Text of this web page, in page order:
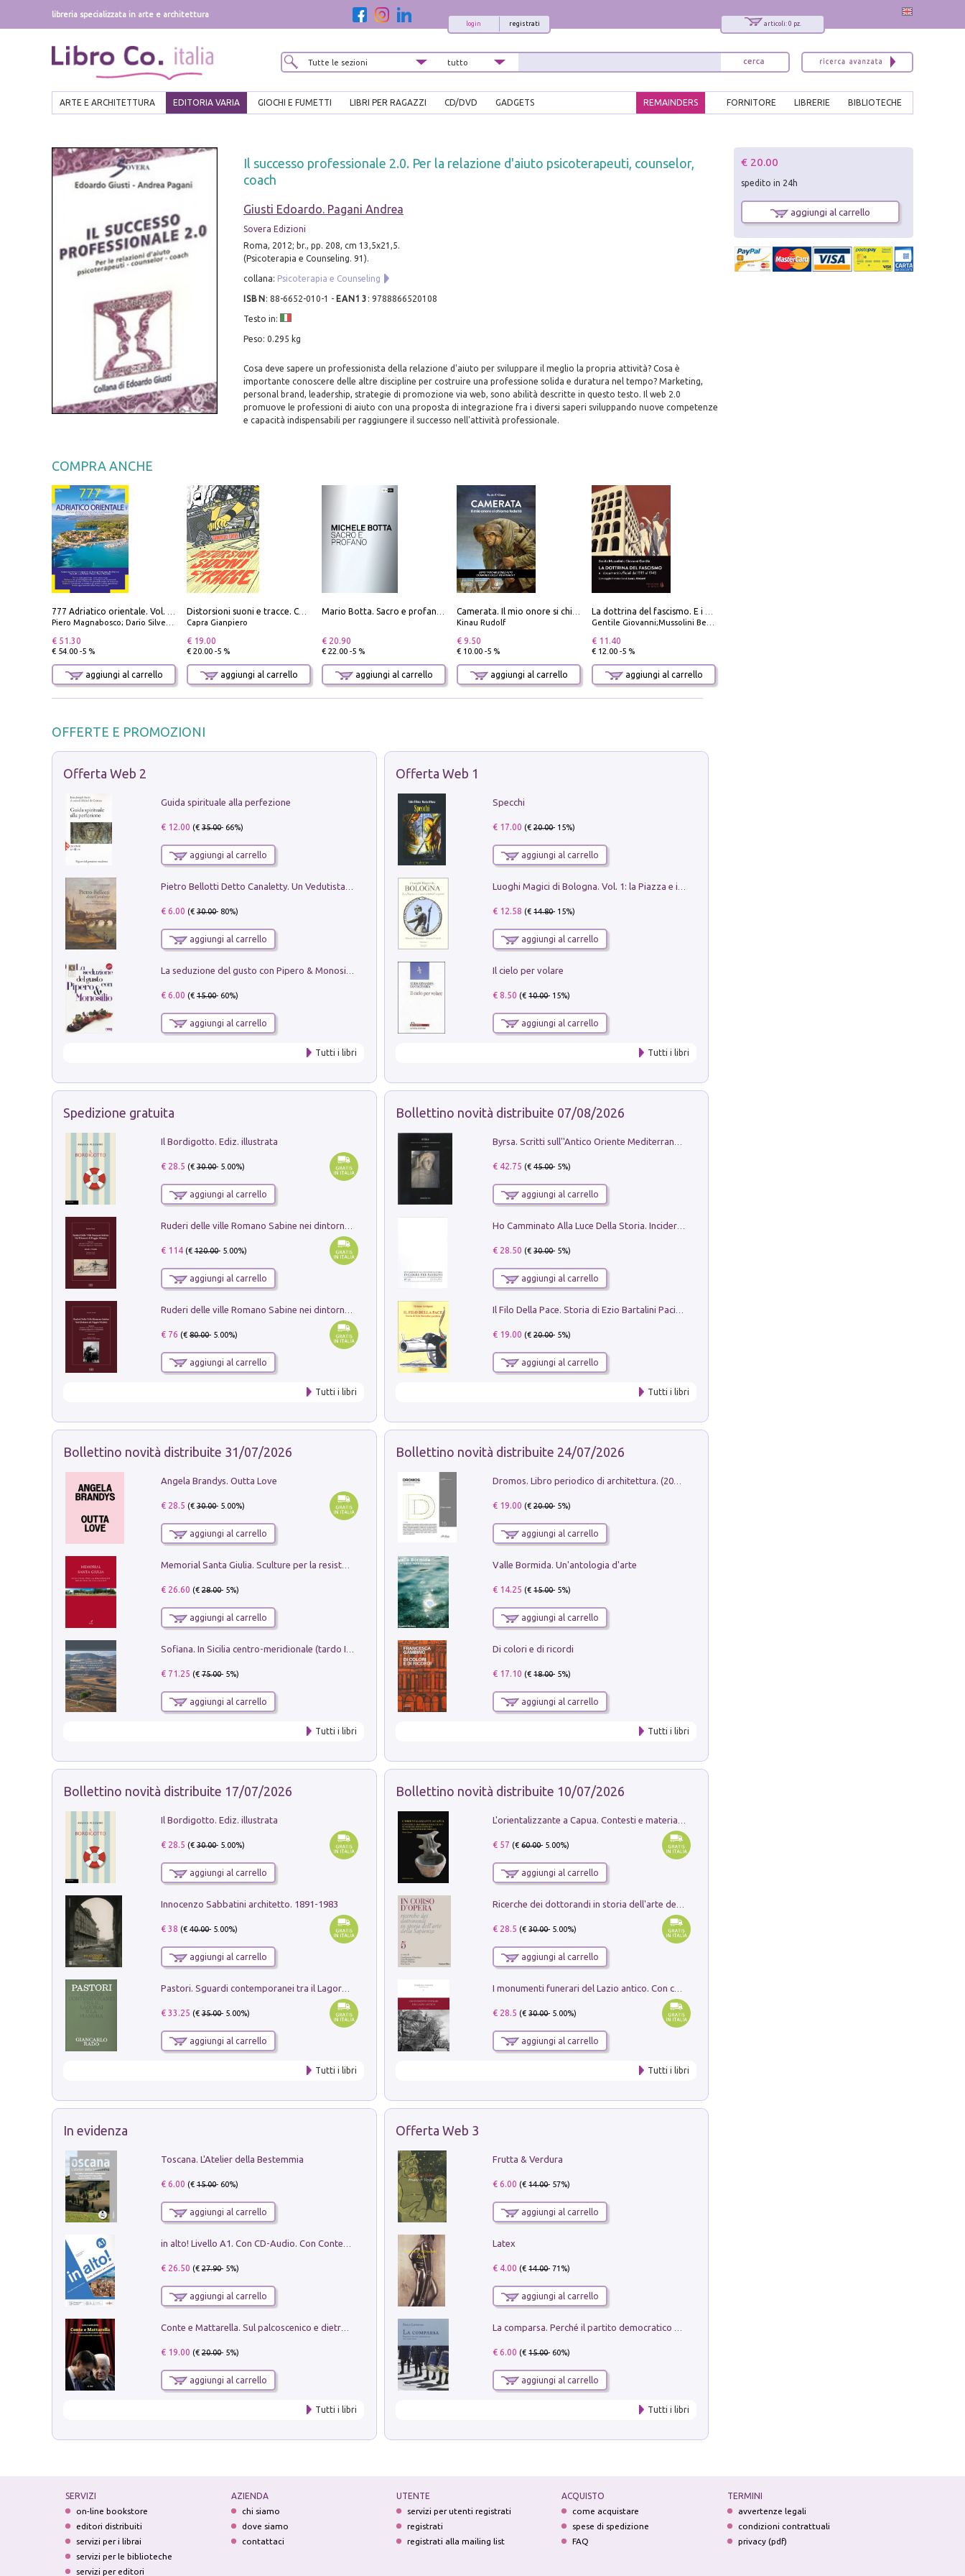
libreria specializzata in arte e architettura
articoli: 0 pz.
registrati
login
ARTE E ARCHITETTURA EDITORIA VARIA GIOCHI E FUMETTI LIBRI PER RAGAZZI CD/DVD GADGETS BIBLIOTECHE
LIBRERIE
FORNITORE
REMAINDERS
Il successo professionale 2.0. Per la relazione d'aiuto psicoterapeuti, counselor,
coach
Giusti Edoardo. Pagani Andrea
Sovera Edizioni
Roma, 2012; br., pp. 208, cm 13,5x21,5.
(Psicoterapia e Counseling. 91).
collana: Psicoterapia e Counseling
ISBN : 88-6652-010-1 - EAN13 : 9788866520108
Testo in:
Peso: 0.295 kg
Cosa deve sapere un professionista della relazione d'aiuto per sviluppare il meglio la propria attività? Cosa è
importante conoscere delle altre discipline per costruire una professione solida e duratura nel tempo? Marketing,
personal brand, leadership, strategie di promozione via web, sono abilità descritte in questo testo. Il web 2.0
promuove le professioni di aiuto con una proposta di integrazione fra i diversi saperi sviluppando nuove competenze
e capacità indispensabili per raggiungere il successo nell'attività professionale.
COMPRA ANCHE
Piero Magnabosco; Dario Silvestro; Marco Sbrizzi
€ 51.30
€ 54.00 -5 %
aggiungi al carrello
Capra Gianpiero
€ 19.00
€ 20.00 -5 %
aggiungi al carrello
€ 20.90
€ 22.00 -5 %
aggiungi al carrello
Kinau Rudolf
€ 9.50
€ 10.00 -5 %
aggiungi al carrello
Gentile Giovanni;Mussolini Benito
€ 11.40
€ 12.00 -5 %
aggiungi al carrello
OFFERTE E PROMOZIONI
Offerta Web 2
Guida spirituale alla perfezione
€ 12.00 (€35.00- 66%)
aggiungi al carrello
€ 6.00 (€30.00- 80%)
aggiungi al carrello
€ 6.00 (€15.00- 60%)
aggiungi al carrello
Tutti i libri
Offerta Web 1
Specchi
€ 17.00 (€20.00- 15%)
aggiungi al carrello
€ 12.58 (€14.80- 15%)
aggiungi al carrello
Il cielo per volare
€ 8.50 (€10.00- 15%)
aggiungi al carrello
Tutti i libri
Spedizione gratuita
Il Bordigotto. Ediz. illustrata
€ 28.5 (€30.00- 5.00%)
aggiungi al carrello
€ 114(€120.00- 5.00%)
aggiungi al carrello
€ 76 (€80.00- 5.00%)
aggiungi al carrello
Tutti i libri
Bollettino novità distribuite 07/08/2026
€ 42.75 (€45.00- 5%)
aggiungi al carrello
€ 28.50 (€30.00- 5%)
aggiungi al carrello
€ 19.00 (€20.00- 5%)
aggiungi al carrello
Tutti i libri
Bollettino novità distribuite 31/07/2026
Angela Brandys. Outta Love
€ 28.5 (€30.00- 5.00%)
aggiungi al carrello
Memorial Santa Giulia. Sculture per la resistenza Monchio di Palagano
€ 26.60 (€28.00- 5%)
aggiungi al carrello
€ 71.25 (€75.00- 5%)
aggiungi al carrello
Tutti i libri
Bollettino novità distribuite 24/07/2026
€ 19.00 (€20.00- 5%)
aggiungi al carrello
Valle Bormida. Un'antologia d'arte
€ 14.25 (€15.00- 5%)
aggiungi al carrello
Di colori e di ricordi
€ 17.10 (€18.00- 5%)
aggiungi al carrello
Tutti i libri
Bollettino novità distribuite 17/07/2026
Il Bordigotto. Ediz. illustrata
€ 28.5 (€30.00- 5.00%)
aggiungi al carrello
Innocenzo Sabbatini architetto. 1891-1983
€ 38 (€40.00- 5.00%)
aggiungi al carrello
Pastori. Sguardi contemporanei tra il Lagorai e la pianura. Ediz. illustrata
€ 33.25 (€35.00- 5.00%)
aggiungi al carrello
Tutti i libri
Bollettino novità distribuite 10/07/2026
€ 57 (€60.00- 5.00%)
aggiungi al carrello
€ 28.5 (€30.00- 5.00%)
aggiungi al carrello
€ 28.5 (€30.00- 5.00%)
aggiungi al carrello
Tutti i libri
In evidenza
Toscana. L'Atelier della Bestemmia
€ 6.00 (€15.00- 60%)
aggiungi al carrello
€ 26.50 (€27.90- 5%)
aggiungi al carrello
Conte e Mattarella. Sul palcoscenico e dietro le quinte del Quirinale. Un racconto sulle istituzioni
€ 19.00 (€20.00- 5%)
aggiungi al carrello
Tutti i libri
Offerta Web 3
Frutta & Verdura
€ 6.00 (€14.00- 57%)
aggiungi al carrello
Latex
€ 4.00 (€14.00- 71%)
aggiungi al carrello
€ 6.00 (€15.00- 60%)
aggiungi al carrello
Tutti i libri
€ 20.00
spedito in 24h
aggiungi al carrello
SERVIZI
on-line bookstore
editori distribuiti
servizi per i librai
servizi per le biblioteche
servizi per editori
AZIENDA
chi siamo
dove siamo
contattaci
UTENTE
servizi per utenti registrati
registrati
registrati alla mailing list
ACQUISTO
come acquistare
spese di spedizione
FAQ
TERMINI
avvertenze legali
condizioni contrattuali
privacy (pdf)
x
Interessato ai nostri libri?
Sarai informato delle nostre novità, potrai
comunque cancellarti quando desideri.
modulo di iscrizione